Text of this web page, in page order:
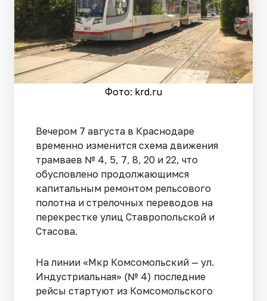
Фото: krd.ru
Вечером 7 августа в Краснодаре
временно изменится схема движения
трамваев № 4, 5, 7, 8, 20 и 22, что
обусловлено продолжающимся
капитальным ремонтом рельсового
полотна и стрелочных переводов на
перекрестке улиц Ставропольской и
Стасова.
На линии «Мкр Комсомольский — ул.
Индустриальная» (№ 4) последние
рейсы стартуют из Комсомольского